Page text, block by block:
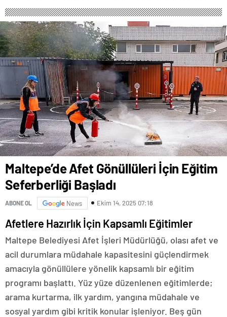
FESTİVALİ” HEYECANI
GAZİOSMANPAŞA’DA
YAŞANACAK
Maltepe’de Afet Gönüllüleri İçin Eğitim
Seferberliği Başladı
ABONE OL News Ekim 14, 2025 07:18
Afetlere Hazırlık İçin Kapsamlı Eğitimler
Maltepe Belediyesi Afet İşleri Müdürlüğü, olası afet ve
acil durumlara müdahale kapasitesini güçlendirmek
amacıyla gönüllülere yönelik kapsamlı bir eğitim
programı başlattı. Yüz yüze düzenlenen eğitimlerde;
arama kurtarma, ilk yardım, yangına müdahale ve
sosyal yardım gibi kritik konular işleniyor. Beş gün